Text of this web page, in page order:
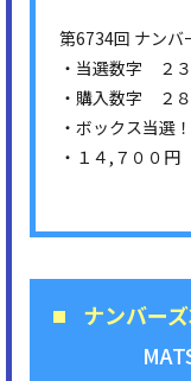
第6734回 ナンバ
・当選数字 ２
・購入数字 ２
・ボックス当選！
・１４,７００円
ナンバー